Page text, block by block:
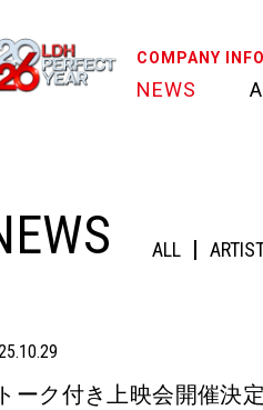
COMPANY INFO
NEWS
ALL
トーク付き上映会開催決